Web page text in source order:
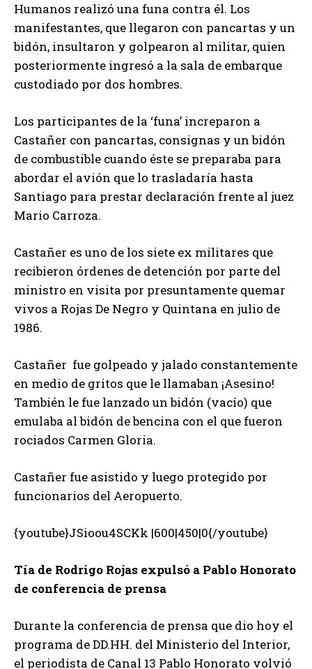
Humanos realizó una funa contra él. Los
manifestantes, que llegaron con pancartas y un
bidón, insultaron y golpearon al militar, quien
posteriormente ingresó a la sala de embarque
custodiado por dos hombres.
Los participantes de la ‘funa’ increparon a
Castañer con pancartas, consignas y un bidón
de combustible cuando éste se preparaba para
abordar el avión que lo trasladaría hasta
Santiago para prestar declaración frente al juez
Mario Carroza.
Castañer es uno de los siete ex militares que
recibieron órdenes de detención por parte del
ministro en visita por presuntamente quemar
vivos a Rojas De Negro y Quintana en julio de
1986.
Castañer fue golpeado y jalado constantemente
en medio de gritos que le llamaban ¡Asesino!
También le fue lanzado un bidón (vacío) que
emulaba al bidón de bencina con el que fueron
rociados Carmen Gloria.
Castañer fue asistido y luego protegido por
funcionarios del Aeropuerto.
{youtube}JSioou4SCKk |600|450|0{/youtube}
Tía de Rodrigo Rojas expulsó a Pablo Honorato
de conferencia de prensa
Durante la conferencia de prensa que dio hoy el
programa de DD.HH. del Ministerio del Interior,
el periodista de Canal 13 Pablo Honorato volvió